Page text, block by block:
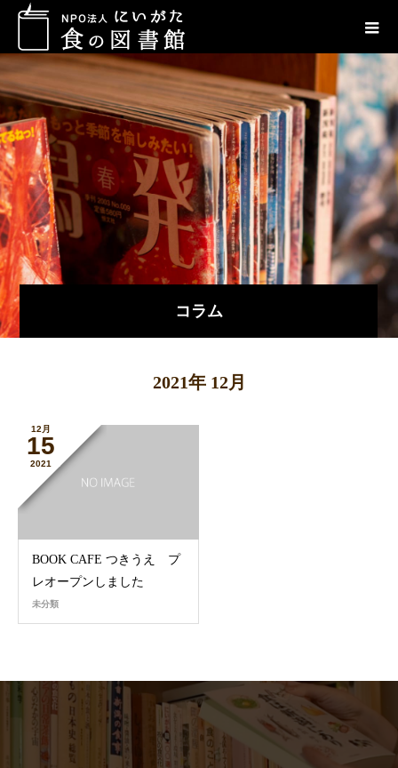
コラム
2021年 12月
12月
15
2021
BOOK CAFE つきうえ プ
レオープンしました
未分類